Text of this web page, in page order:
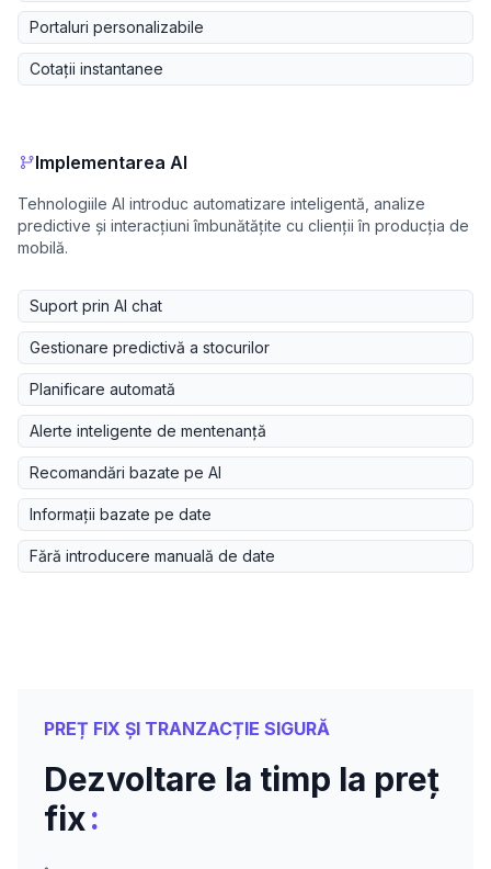
Portaluri personalizabile
Cotații instantanee
Implementarea AI
Tehnologiile AI introduc automatizare inteligentă, analize
predictive și interacțiuni îmbunătățite cu clienții în producția de
mobilă.
Suport prin AI chat
Gestionare predictivă a stocurilor
Planificare automată
Alerte inteligente de mentenanță
Recomandări bazate pe AI
Informații bazate pe date
Fără introducere manuală de date
PREȚ FIX ȘI TRANZACȚIE SIGURĂ
Dezvoltare la timp la preț
fix: